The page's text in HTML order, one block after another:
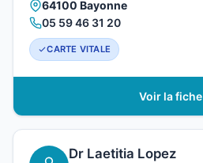
64100 Bayonne
05 59 46 31 20
CARTE VITALE
Voir la fiche
Dr Laetitia Lopez